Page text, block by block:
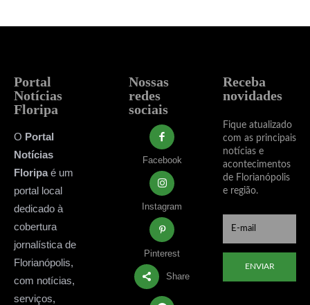
Portal
Notícias
Floripa
O Portal
Notícias
Floripaé um
portal local
dedicado à
cobertura
jornalística de
Florianópolis,
com notícias,
serviços,
Nossas
redes
sociais
Facebook
Instagram
Pinterest
Share
Receba
novidades
Fique atualizado
com as principais
notícias e
acontecimentos
de Florianópolis
e região.
ENVIAR